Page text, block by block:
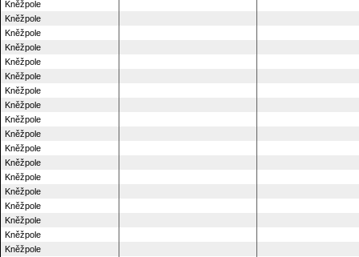
Kněžpole
Kněžpole
Kněžpole
Kněžpole
Kněžpole
Kněžpole
Kněžpole
Kněžpole
Kněžpole
Kněžpole
Kněžpole
Kněžpole
Kněžpole
Kněžpole
Kněžpole
Kněžpole
Kněžpole
Kněžpole